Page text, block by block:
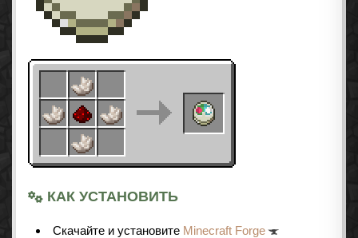
КАК УСТАНОВИТЬ
Cкачайте и установите Minecraft Forge